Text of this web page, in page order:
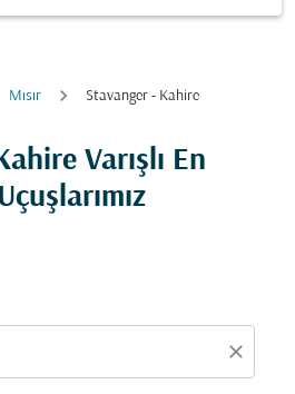
Mısır Stavanger - Kahire
Varışlı En
close
rotanızı güncellemeyi deneyin